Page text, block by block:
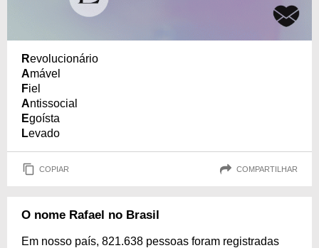
Revolucionário
Amável
Fiel
Antissocial
Egoísta
Levado
COPIAR COMPARTILHAR
O nome Rafael no Brasil
Em nosso país, 821.638 pessoas foram registradas